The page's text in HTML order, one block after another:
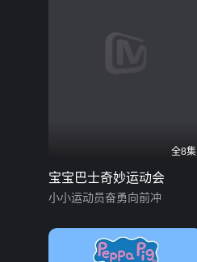
全8集
宝宝巴士奇妙运动会
小小运动员奋勇向前冲